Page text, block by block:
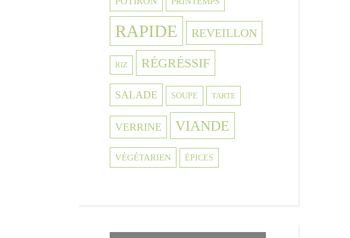
RAPIDE REVEILLON
RIZ RÉGRÉSSIF
SALADE SOUPE TARTE
VERRINE VIANDE
VÉGÉTARIEN ÉPICES